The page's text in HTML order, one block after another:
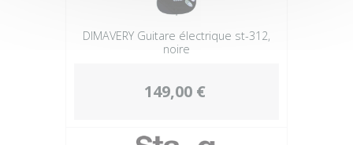
DIMAVERY Guitare électrique st-312,
noire
149,00 €